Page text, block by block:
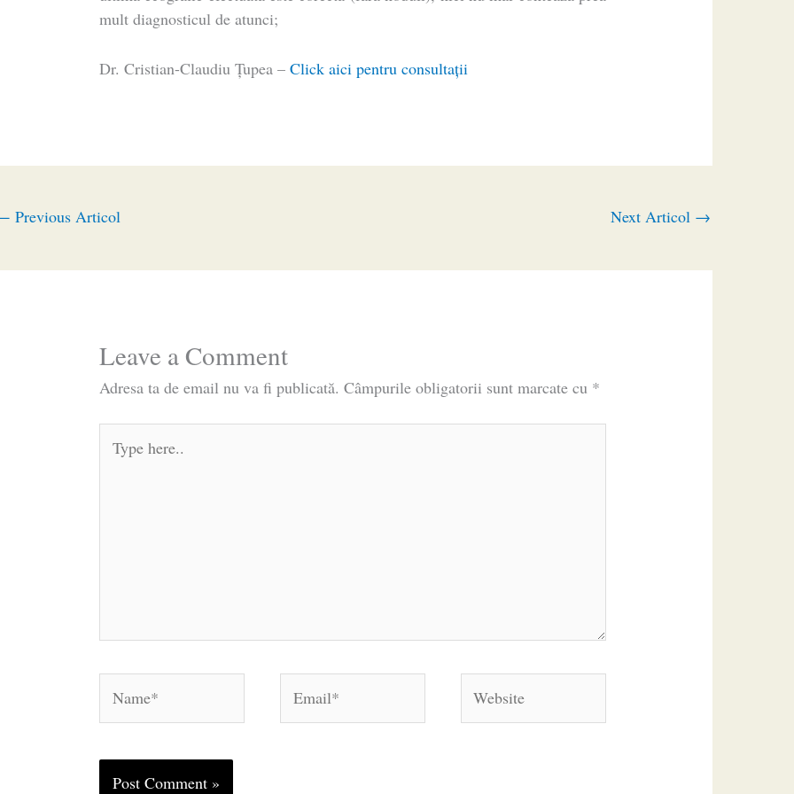
mult diagnosticul de atunci;
Dr. Cristian-Claudiu Ţupea –Click aici pentru consultaţii
Previous Articol Next Articol →
Leave a Comment
Adresa ta de email nu va fi publicată. Câmpurile obligatorii sunt marcate cu *
here..